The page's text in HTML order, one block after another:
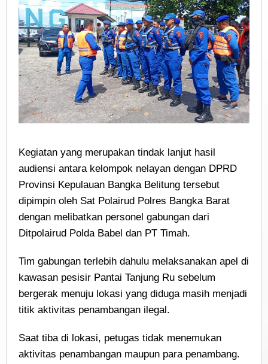
Kegiatan yang merupakan tindak lanjut hasil
audiensi antara kelompok nelayan dengan DPRD
Provinsi Kepulauan Bangka Belitung tersebut
dipimpin oleh Sat Polairud Polres Bangka Barat
dengan melibatkan personel gabungan dari
Ditpolairud Polda Babel dan PT Timah.
Tim gabungan terlebih dahulu melaksanakan apel di
kawasan pesisir Pantai Tanjung Ru sebelum
bergerak menuju lokasi yang diduga masih menjadi
titik aktivitas penambangan ilegal.
Saat tiba di lokasi, petugas tidak menemukan
aktivitas penambangan maupun para penambang.